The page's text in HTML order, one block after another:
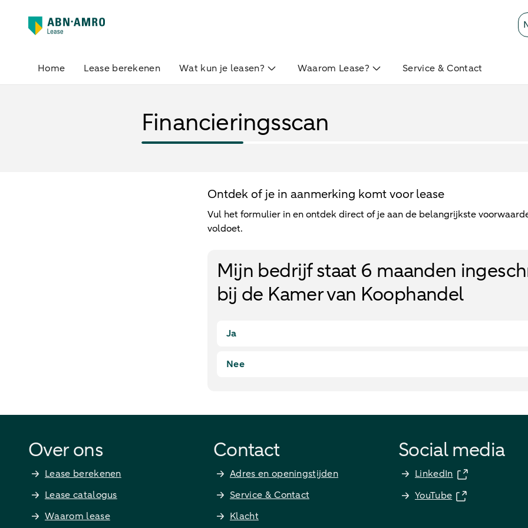
Home Lease berekenen Wat kun je leasen? Waarom Lease? Service & Contact
Financieringsscan
Ontdek of je in aanmerking komt voor lease
Vul het formulier in en ontdek direct of je aan de belangrijkste
voldoet.
Mijn bedrijf staat 6 maanden
bij de Kamer van Koophandel
Ja
Nee
Over ons
Lease berekenen
Lease catalogus
Waarom lease
Contact
Adres en openingstijden
Service & Contact
Klacht
Social media
LinkedIn
YouTube